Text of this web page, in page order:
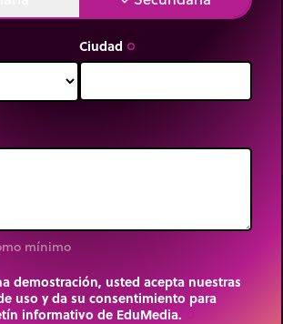
Ciudad trip_origin
mínimo
demostración, usted acepta nuestras
uso y da su consentimiento para
informativo de EduMedia.